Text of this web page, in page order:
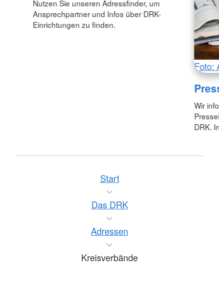
Nutzen Sie unseren Adressfinder, um
Ansprechpartner und Infos über DRK-
Einrichtungen zu finden.
Foto:
Wir
DRK.
Start
Das DRK
Adressen
Kreisverbände